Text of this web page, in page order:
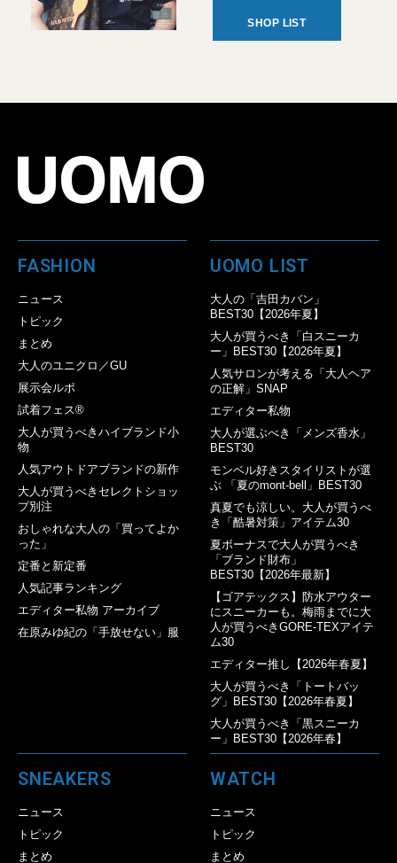
SHOP LIST
FASHION
ニュース
トピック
まとめ
大人のユニクロ／GU
展示会ルポ
試着フェス®︎
大人が買うべきハイブランド小
物
人気アウトドアブランドの新作
大人が買うべきセレクトショッ
プ別注
おしゃれな大人の「買ってよか
った」
定番と新定番
人気記事ランキング
エディター私物 アーカイブ
在原みゆ紀の「手放せない」服
UOMO LIST
大人の「吉田カバン」
BEST30【2026年夏】
大人が買うべき「白スニーカ
ー」BEST30【2026年夏】
人気サロンが考える「大人ヘア
の正解」SNAP
エディター私物
大人が選ぶべき「メンズ香水」
BEST30
モンベル好きスタイリストが選
ぶ 「夏のmont-bell」BEST30
真夏でも涼しい。大人が買うべ
き「酷暑対策」アイテム30
夏ボーナスで大人が買うべき
「ブランド財布」
BEST30【2026年最新】
【ゴアテックス】防水アウター
にスニーカーも。梅雨までに大
人が買うべきGORE-TEXアイテ
ム30
エディター推し【2026年春夏】
大人が買うべき「トートバッ
グ」BEST30【2026年春夏】
大人が買うべき「黒スニーカ
ー」BEST30【2026年春】
SNEAKERS
ニュース
トピック
まとめ
WATCH
ニュース
トピック
まとめ